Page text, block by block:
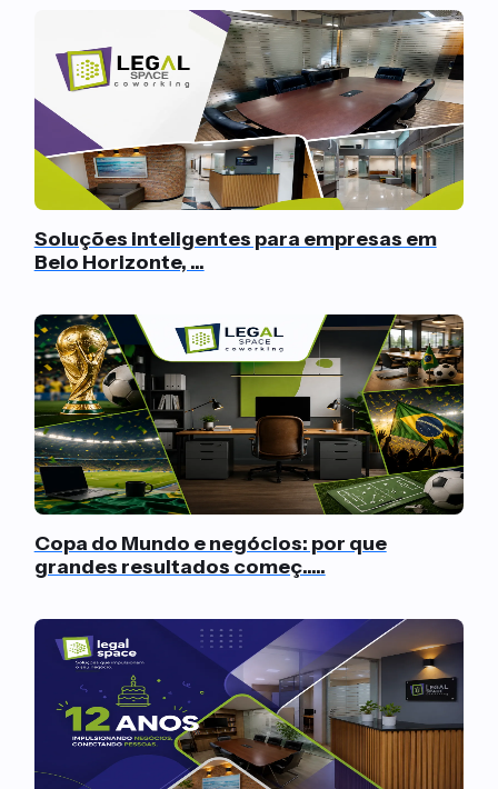
Soluções inteligentes para empresas em
Belo Horizonte, ...
Copa do Mundo e negócios: por que
grandes resultados começ.....